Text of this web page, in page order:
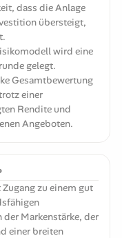
dass die Anlage
übersteigt,
wird eine
gelegt.
Gesamtbewertung
einer
Rendite und
Angeboten.
zu einem gut
Markenstärke, der
einer breiten